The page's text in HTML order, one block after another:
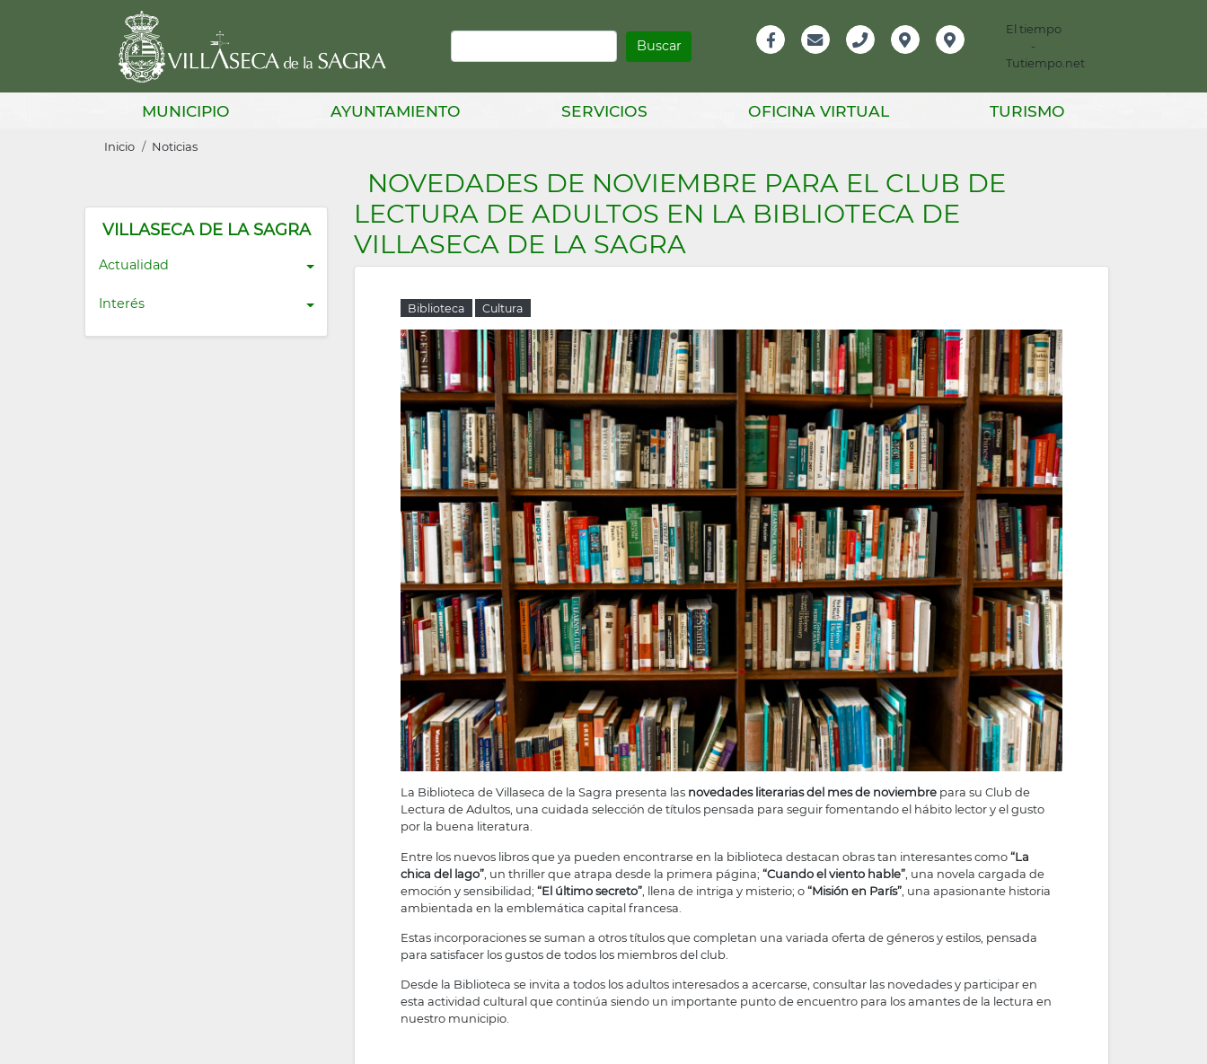
Buscar
Información
El tiempo
-
Tutiempo.net
MUNICIPIO AYUNTAMIENTO SERVICIOS OFICINA VIRTUAL TURISMO
Sobrescribir
de
ayuda
a
la
Inicio Noticias
VILLASECA DE LA SAGRA
Actualidad
Interés
NOVEDADES DE NOVIEMBRE PARA EL CLUB DE
LECTURA DE ADULTOS EN LA BIBLIOTECA DE
VILLASECA DE LA SAGRA
Biblioteca Cultura
La Biblioteca de Villaseca de la Sagra presenta las novedades literarias del mes de noviembre para su Club de
Lectura de Adultos, una cuidada selección de títulos pensada para seguir fomentando el hábito lector y el gusto
por la buena literatura.
Entre los nuevos libros que ya pueden encontrarse en la biblioteca destacan obras tan interesantes como“La
chica del lago” , un thriller que atrapa desde la primera página;“Cuando el viento hable” , una novela cargada de
emoción y sensibilidad;“El último secreto” , llena de intriga y misterio; o“Misión en París” , una apasionante historia
ambientada en la emblemática capital francesa.
Estas incorporaciones se suman a otros títulos que completan una variada oferta de géneros y estilos, pensada
para satisfacer los gustos de todos los miembros del club.
Desde la Biblioteca se invita a todos los adultos interesados a acercarse, consultar las novedades y participar en
esta actividad cultural que continúa siendo un importante punto de encuentro para los amantes de la lectura en
nuestro municipio.